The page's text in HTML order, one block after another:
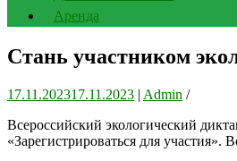
Аренда
Стань участником
17.11.202317.11.2023 | Admin /
Всероссийский экологический
«Зарегистрироваться для участия».